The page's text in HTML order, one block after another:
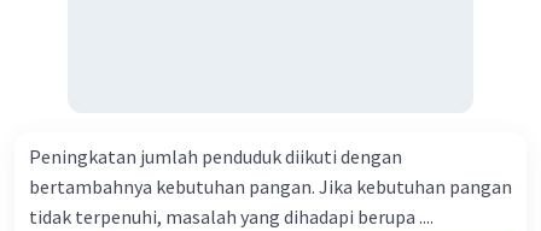
Peningkatan jumlah penduduk diikuti dengan
bertambahnya kebutuhan pangan. Jika kebutuhan pangan
tidak terpenuhi, masalah yang dihadapi berupa ....